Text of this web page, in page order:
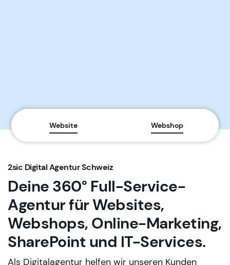
Website Webshop
2sic Digital Agentur Schweiz
Deine 360° Full-Service-
Agentur für Websites,
Webshops, Online-Marketing,
SharePoint und IT-Services.
Als Digitalagentur helfen wir unseren Kunden